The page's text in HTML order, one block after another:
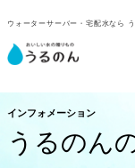
ウォーターサーバー・宅配水なら う
インフォメーション
うるのん